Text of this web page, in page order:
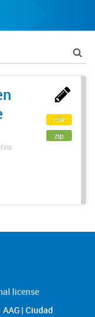
csv
zip
license
| Ciudad